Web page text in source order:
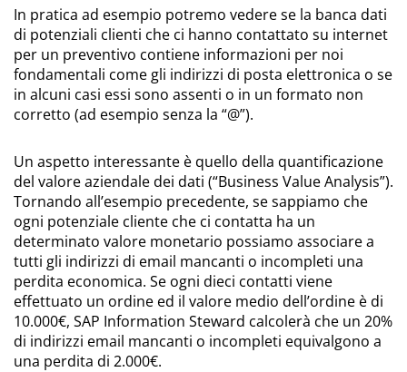
In pratica ad esempio potremo vedere se la banca dati
di potenziali clienti che ci hanno contattato su internet
per un preventivo contiene informazioni per noi
fondamentali come gli indirizzi di posta elettronica o se
in alcuni casi essi sono assenti o in un formato non
corretto (ad esempio senza la “@”).
Un aspetto interessante è quello della quantificazione
del valore aziendale dei dati (“Business Value Analysis”).
Tornando all’esempio precedente, se sappiamo che
ogni potenziale cliente che ci contatta ha un
determinato valore monetario possiamo associare a
tutti gli indirizzi di email mancanti o incompleti una
perdita economica. Se ogni dieci contatti viene
effettuato un ordine ed il valore medio dell’ordine è di
10.000€, SAP Information Steward calcolerà che un 20%
di indirizzi email mancanti o incompleti equivalgono a
una perdita di 2.000€.